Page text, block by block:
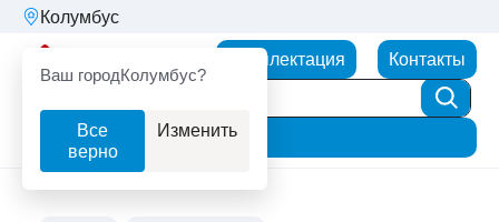
Колумбус
Ваш городКолумбус?
Все
верно
Изменить
Комплектация Контакты
Фильтр